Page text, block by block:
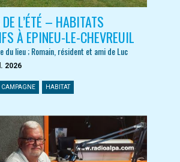
L’ÉTÉ – HABITATS
À EPINEU-LE-CHEVREUIL
du lieu ; Romain, résident et ami de Luc
2026
CAMPAGNE HABITAT